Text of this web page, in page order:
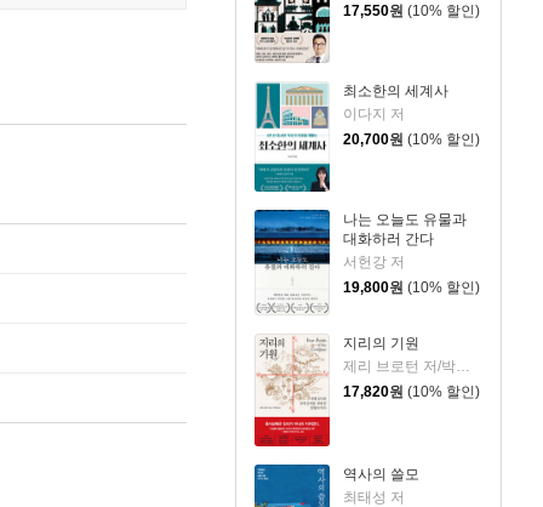
17,550원 (10% 할인)
최소한의 세계사
이다지 저
20,700원 (10% 할인)
나는 오늘도 유물과
대화하러 간다
서헌강 저
19,800원 (10% 할인)
지리의 기원
17,820원 (10% 할인)
역사의 쓸모
최태성 저